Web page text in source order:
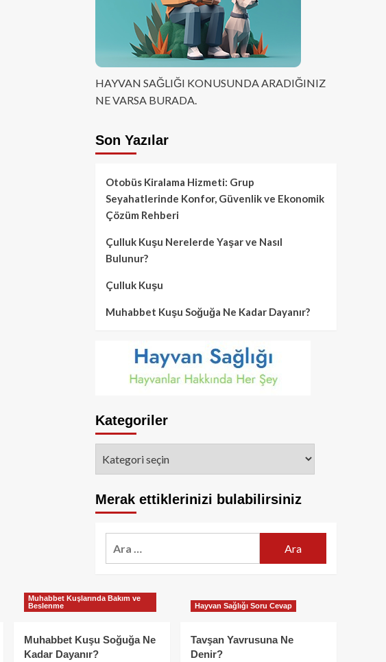
HAYVAN SAĞLIĞI KONUSUNDA ARADIĞINIZ
NE VARSA BURADA.
Son Yazılar
Otobüs Kiralama Hizmeti: Grup
Seyahatlerinde Konfor, Güvenlik ve Ekonomik
Çözüm Rehberi
Çulluk Kuşu Nerelerde Yaşar ve Nasıl
Bulunur?
Çulluk Kuşu
Muhabbet Kuşu Soğuğa Ne Kadar Dayanır?
Kategoriler
Merak ettiklerinizi bulabilirsiniz
Muhabbet Kuşlarında Bakım ve
Beslenme
Muhabbet Kuşu Soğuğa Ne
Kadar Dayanır?
Hayvan Sağlığı Soru Cevap
Tavşan Yavrusuna Ne
Denir?